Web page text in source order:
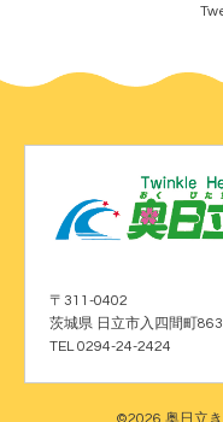
〒311-0402
茨城県 日立市入四間町
TEL 0294-24-2424